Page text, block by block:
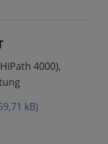
4000),